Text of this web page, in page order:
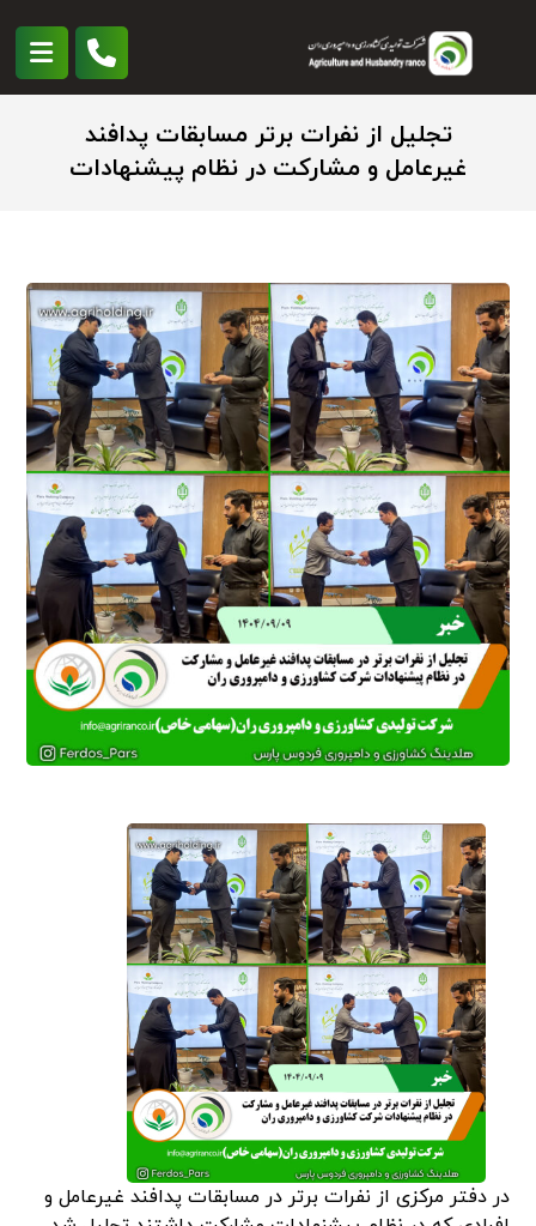
تجلیل از نفرات برتر مسابقات پدافند
غیرعامل و مشارکت در نظام پیشنهادات
در دفتر مرکزی از نفرات برتر در مسابقات پدافند غیرعامل و